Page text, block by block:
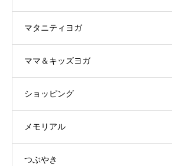
マタニティヨガ
ママ＆キッズヨガ
ショッピング
メモリアル
つぶやき